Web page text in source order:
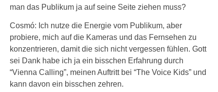
man das Publikum ja auf seine Seite ziehen muss?
Cosmó: Ich nutze die Energie vom Publikum, aber
probiere, mich auf die Kameras und das Fernsehen zu
konzentrieren, damit die sich nicht vergessen fühlen. Gott
sei Dank habe ich ja ein bisschen Erfahrung durch
“Vienna Calling”, meinen Auftritt bei “The Voice Kids” und
kann davon ein bisschen zehren.